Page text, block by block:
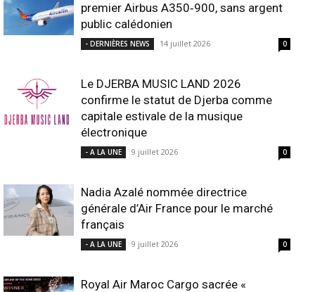
premier Airbus A350‑900, sans argent
public calédonien
- DERNIÈRES NEWS 14 juillet 2026 0
Le DJERBA MUSIC LAND 2026
confirme le statut de Djerba comme
capitale estivale de la musique
électronique
- A LA UNE 9 juillet 2026 0
Nadia Azalé nommée directrice
générale d’Air France pour le marché
français
- A LA UNE 9 juillet 2026 0
Royal Air Maroc Cargo sacrée «